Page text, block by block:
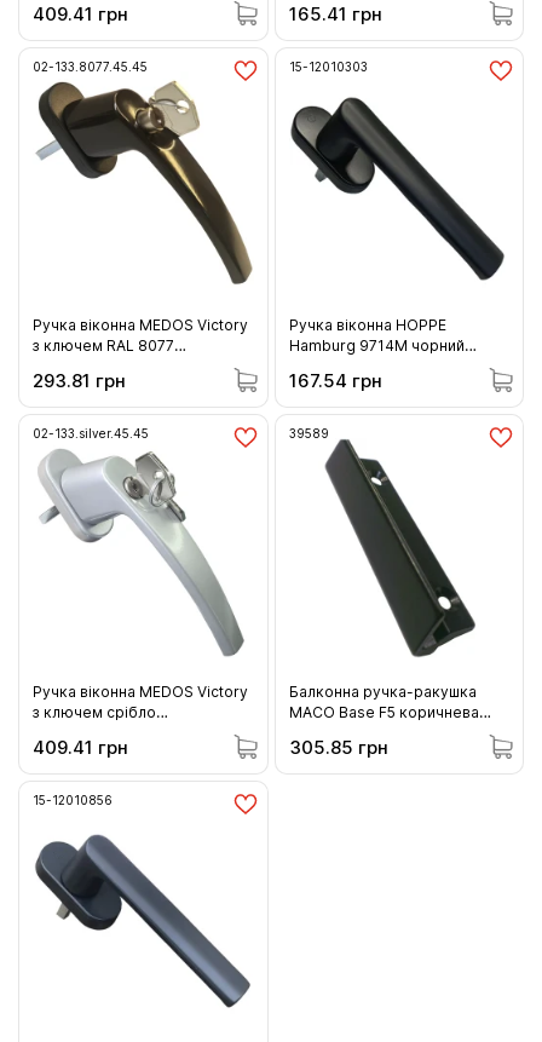
409.41 грн 165.41 грн
02-133.8077.45.45
Ручка віконна MEDOS Viсtory
з ключем RAL 8077
коричнева (133.8077.45.45)
293.81 грн
15-12010303
Ручка віконна HOPPE
Hamburg 9714M чорний
167.54 грн
02-133.silver.45.45
Ручка віконна MEDOS Viсtory
з ключем срібло
409.41 грн
39589
Балконна ручка-ракушка
МACO Base F5 коричнева
305.85 грн
15-12010856